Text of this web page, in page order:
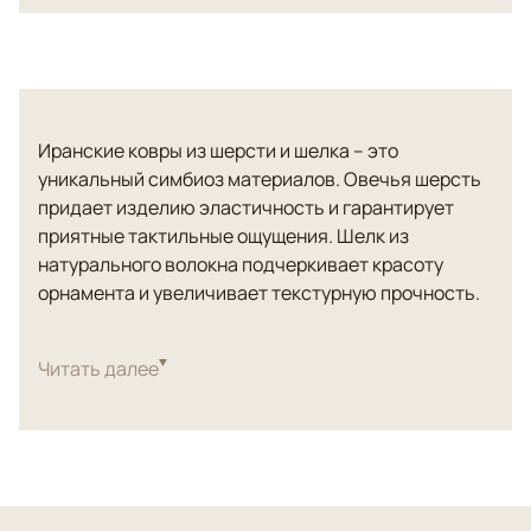
Иранские ковры из шерсти и шелка – это
уникальный симбиоз материалов. Овечья шерсть
придает изделию эластичность и гарантирует
приятные тактильные ощущения. Шелк из
натурального волокна подчеркивает красоту
орнамента и увеличивает текстурную прочность.
в интернет-магазине компании ANSY Carpet
прямоугольные, круглые или овальные полотна в
Читать далее